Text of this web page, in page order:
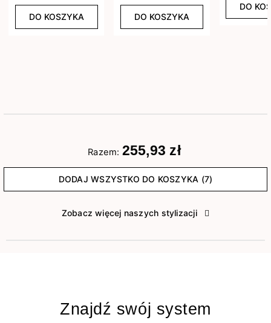
DO KOSZYKA DO KOSZYKA
DO
Razem: 255,93 zł
DODAJ WSZYSTKO DO KOSZYKA (7)
Zobacz więcej naszych stylizacji
Znajdź swój system